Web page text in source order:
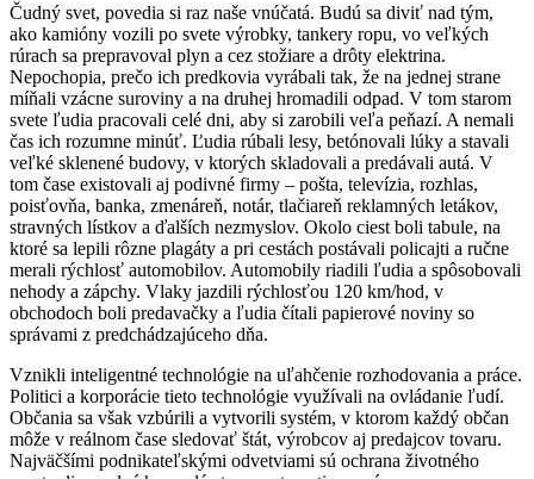
Čudný svet, povedia si raz naše vnúčatá. Budú sa diviť nad tým,
ako kamióny vozili po svete výrobky, tankery ropu, vo veľkých
rúrach sa prepravoval plyn a cez stožiare a drôty elektrina.
Nepochopia, prečo ich predkovia vyrábali tak, že na jednej strane
míňali vzácne suroviny a na druhej hromadili odpad. V tom starom
svete ľudia pracovali celé dni, aby si zarobili veľa peňazí. A nemali
čas ich rozumne minúť. Ľudia rúbali lesy, betónovali lúky a stavali
veľké sklenené budovy, v ktorých skladovali a predávali autá. V
tom čase existovali aj podivné firmy – pošta, televízia, rozhlas,
poisťovňa, banka, zmenáreň, notár, tlačiareň reklamných letákov,
stravných lístkov a ďalších nezmyslov. Okolo ciest boli tabule, na
ktoré sa lepili rôzne plagáty a pri cestách postávali policajti a ručne
merali rýchlosť automobilov. Automobily riadili ľudia a spôsobovali
nehody a zápchy. Vlaky jazdili rýchlosťou 120 km/hod, v
obchodoch boli predavačky a ľudia čítali papierové noviny so
správami z predchádzajúceho dňa.
Vznikli inteligentné technológie na uľahčenie rozhodovania a práce.
Politici a korporácie tieto technológie využívali na ovládanie ľudí.
Občania sa však vzbúrili a vytvorili systém, v ktorom každý občan
môže v reálnom čase sledovať štát, výrobcov aj predajcov tovaru.
Najväčšími podnikateľskými odvetviami sú ochrana životného